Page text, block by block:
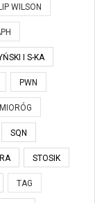
WILSON
I S-KA
PWN
SQN
STOSIK
TAG